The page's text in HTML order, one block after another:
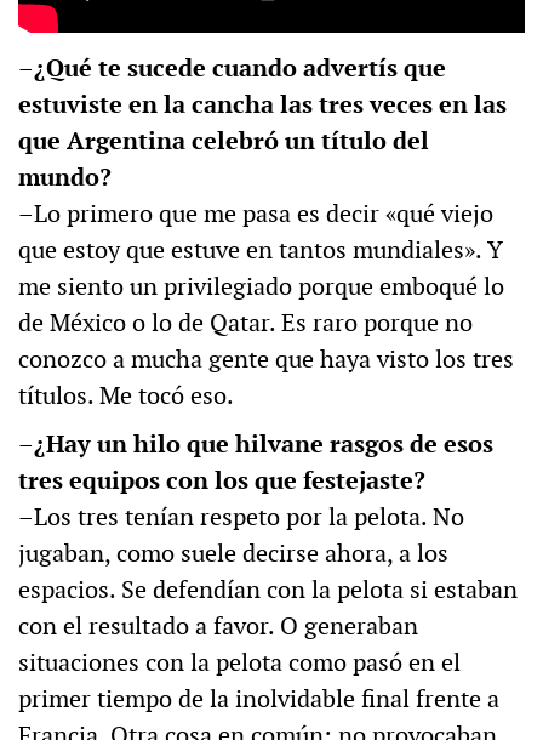
–¿Qué te sucede cuando advertís que
estuviste en la cancha las tres veces en las
que Argentina celebró un título del
mundo?
–Lo primero que me pasa es decir «qué viejo
que estoy que estuve en tantos mundiales». Y
me siento un privilegiado porque emboqué lo
de México o lo de Qatar. Es raro porque no
conozco a mucha gente que haya visto los tres
títulos. Me tocó eso.
–¿Hay un hilo que hilvane rasgos de esos
tres equipos con los que festejaste?
–Los tres tenían respeto por la pelota. No
jugaban, como suele decirse ahora, a los
espacios. Se defendían con la pelota si estaban
con el resultado a favor. O generaban
situaciones con la pelota como pasó en el
primer tiempo de la inolvidable final frente a